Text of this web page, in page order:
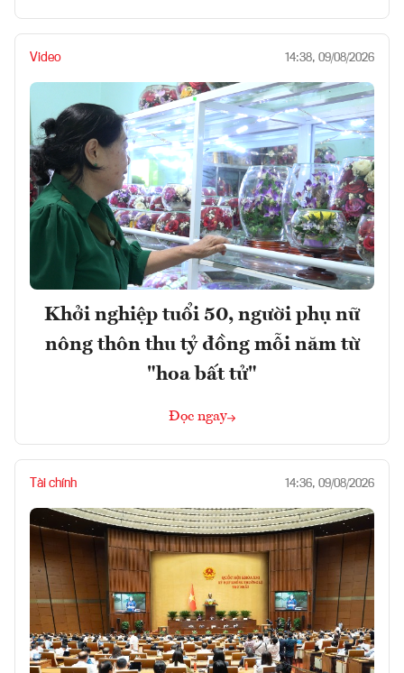
Video 14:38, 09/08/2026
Khởi nghiệp tuổi 50, người phụ nữ
nông thôn thu tỷ đồng mỗi năm từ
"hoa bất tử"
Đọc ngay
Tài chính 14:36, 09/08/2026